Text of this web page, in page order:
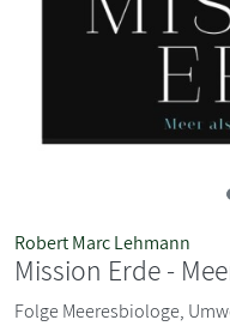
Robert Marc Lehmann
Mission Erde -
Folge Meeresbiologe,